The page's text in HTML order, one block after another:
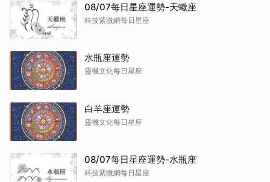
08/07每日星座運勢-天蠍座
科技紫微網每日星座
水瓶座運勢
靈機文化每日星座
白羊座運勢
靈機文化每日星座
08/07每日星座運勢-水瓶座
科技紫微網每日星座